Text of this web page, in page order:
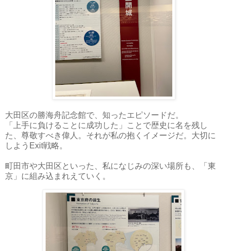
大田区の勝海舟記念館で、知ったエピソードだ。
「上手に負けることに成功した」ことで歴史に名を残し
た、尊敬すべき偉人。それが私の抱くイメージだ。大切に
しようExit戦略。
町田市や大田区といった、私になじみの深い場所も、「東
京」に組み込まれえていく。